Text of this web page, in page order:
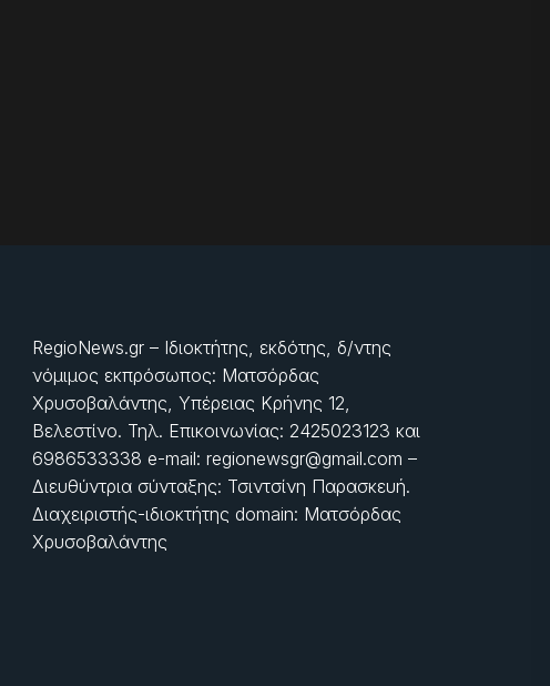
RegioNews.gr – Ιδιοκτήτης, εκδότης, δ/ντης
νόμιμος εκπρόσωπος: Ματσόρδας
Χρυσοβαλάντης, Υπέρειας Κρήνης 12,
Βελεστίνο. Τηλ. Επικοινωνίας: 2425023123 και
6986533338 e-mail: regionewsgr@gmail.com –
Διευθύντρια σύνταξης: Τσιντσίνη Παρασκευή.
Διαχειριστής-ιδιοκτήτης domain: Ματσόρδας
Χρυσοβαλάντης